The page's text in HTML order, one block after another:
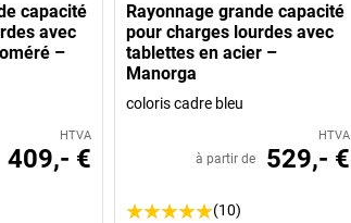
capacité
avec
–
HTVA
409,- €
Rayonnage grande capacité
pour charges lourdes avec
tablettes en acier –
Manorga
coloris cadre bleu
HTVA
à partir de 529,- €
(10)